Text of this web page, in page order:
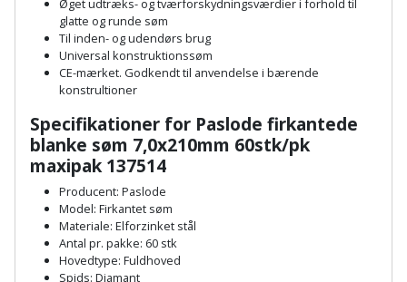
terrassebrædder
Lecablokke
fundablokke
Lofter
Lofttrapper
Murbinder
Murpap
Høvl
Kloakrenser
Kniv
hobbykniv
Koben
Detektor
Diamantskæremaskine
Dykkerpistol
Dyksav
Excentersliber
Robotplæneklipper
Robotplæneklipper
tilbehør
Vandpumpe
Vertikalskærer
mosfjerner
Vinduesvasker
Elartikler
Flagstænger
hus
og
have
Fuglefoderhus
Garderobe
Øget udtræks- og tværforskydningsværdier i forhold til
glatte og runde søm
Til inden- og udendørs brug
Universal konstruktionssøm
CE-mærket. Godkendt til anvendelse i bærende
konstrultioner
Specifikationer for Paslode firkantede
blanke søm 7,0x210mm 60stk/pk
maxipak 137514
Producent: Paslode
Model: Firkantet søm
Materiale: Elforzinket stål
Antal pr. pakke: 60 stk
Hovedtype: Fuldhoved
Spids: Diamant